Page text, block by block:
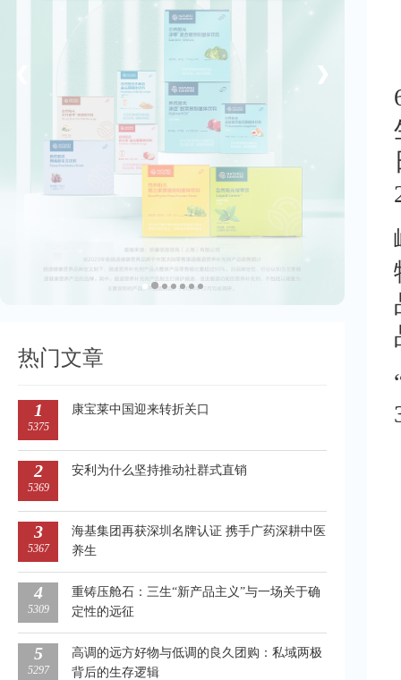
❯
热门文章
1
5375
康宝莱中国迎来转折关口
2
5369
安利为什么坚持推动社群式直销
3
5367
海基集团再获深圳名牌认证 携手广药深耕中医
养生
4
5309
重铸压舱石：三生“新产品主义”与一场关于确
定性的远征
5
5297
高调的远方好物与低调的良久团购：私域两极
背后的生存逻辑